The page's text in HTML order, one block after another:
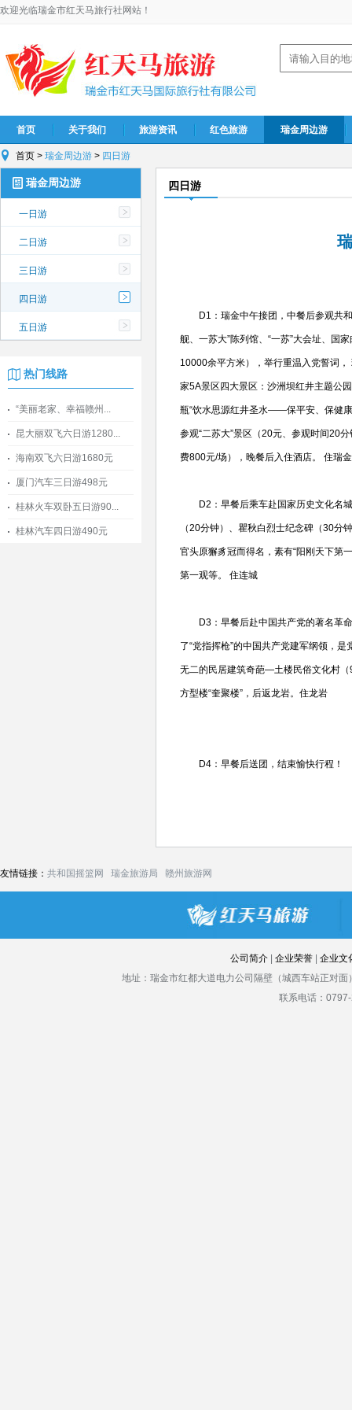
欢迎光临瑞金市红天马旅行社网站！
首页 关于我们 旅游资讯 红色旅游 瑞金周边游
首页 > 瑞金周边游 > 四日游
瑞金周边游
一日游
二日游
三日游
四日游
五日游
热门线路
“美丽老家、幸福赣州...
昆大丽双飞六日游1280...
海南双飞六日游1680元
厦门汽车三日游498元
桂林火车双卧五日游90...
桂林汽车四日游490元
四日游
D1：瑞金中午接团，中餐后参观共和
舰、一苏大”陈列馆、“一苏”大会址、国
10000余平方米），举行重温入党誓词
家5A景区四大景区：沙洲坝红井主题公
瓶“饮水思源红井圣水——保平安、保健
参观“二苏大”景区（20元、参观时间20
费800元/场），晚餐后入住酒店。 住瑞金
D2：早餐后乘车赴国家历史文化名城
（20分钟）、瞿秋白烈士纪念碑（30
官头原獬豸冠而得名，素有“阳刚天下第
第一观等。 住连城
D3：早餐后赴中国共产党的著名革命
了“党指挥枪”的中国共产党建军纲领，
无二的民居建筑奇葩—土楼民俗文化村（
方型楼“奎聚楼”，后返龙岩。住龙岩
D4：早餐后送团，结束愉快行程！
友情链接： 共和国摇篮网 瑞金旅游局 赣州旅游网
公司简介 |企业荣誉 |企业文
地址：瑞金市红都大道电力公司隔壁（城西车站正
联系电话：